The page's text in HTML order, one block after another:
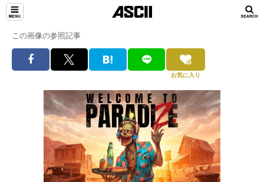
この画像の参照記事
お気に入り